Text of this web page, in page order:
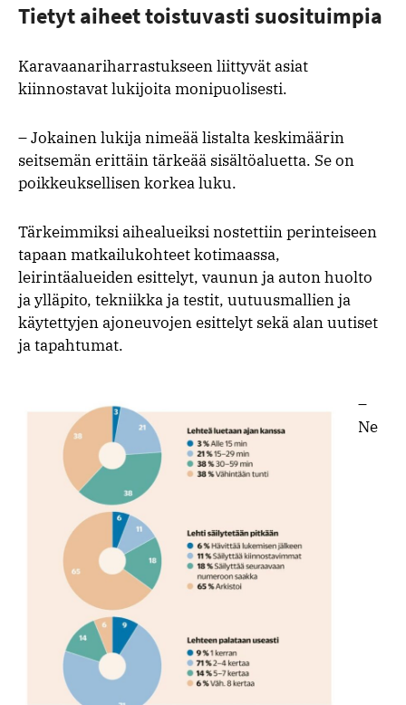
Tietyt aiheet toistuvasti suosituimpia
Karavaanariharrastukseen liittyvät asiat
kiinnostavat lukijoita monipuolisesti.
– Jokainen lukija nimeää listalta keskimäärin
seitsemän erittäin tärkeää sisältöaluetta. Se on
poikkeuksellisen korkea luku.
Tärkeimmiksi aihealueiksi nostettiin perinteiseen
tapaan matkailukohteet kotimaassa,
leirintäalueiden esittelyt, vaunun ja auton huolto
ja ylläpito, tekniikka ja testit, uutuusmallien ja
käytettyjen ajoneuvojen esittelyt sekä alan uutiset
ja tapahtumat.
–
Ne